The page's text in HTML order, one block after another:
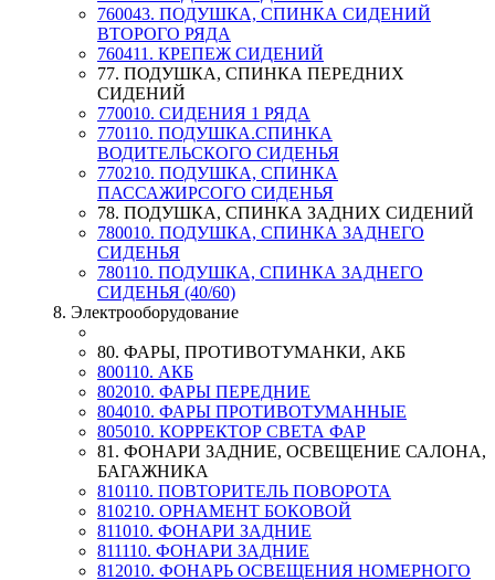
760043. ПОДУШКА, СПИНКА СИДЕНИЙ
ВТОРОГО РЯДА
760411. КРЕПЕЖ СИДЕНИЙ
77. ПОДУШКА, СПИНКА ПЕРЕДНИХ
СИДЕНИЙ
770010. СИДЕНИЯ 1 РЯДА
770110. ПОДУШКА.СПИНКА
ВОДИТЕЛЬСКОГО СИДЕНЬЯ
770210. ПОДУШКА, СПИНКА
ПАССАЖИРСОГО СИДЕНЬЯ
78. ПОДУШКА, СПИНКА ЗАДНИХ СИДЕНИЙ
780010. ПОДУШКА, СПИНКА ЗАДНЕГО
СИДЕНЬЯ
780110. ПОДУШКА, СПИНКА ЗАДНЕГО
СИДЕНЬЯ (40/60)
8. Электрооборудование
80. ФАРЫ, ПРОТИВОТУМАНКИ, АКБ
800110. АКБ
802010. ФАРЫ ПЕРЕДНИЕ
804010. ФАРЫ ПРОТИВОТУМАННЫЕ
805010. КОРРЕКТОР СВЕТА ФАР
81. ФОНАРИ ЗАДНИЕ, ОСВЕЩЕНИЕ САЛОНА,
БАГАЖНИКА
810110. ПОВТОРИТЕЛЬ ПОВОРОТА
810210. ОРНАМЕНТ БОКОВОЙ
811010. ФОНАРИ ЗАДНИЕ
811110. ФОНАРИ ЗАДНИЕ
812010. ФОНАРЬ ОСВЕЩЕНИЯ НОМЕРНОГО